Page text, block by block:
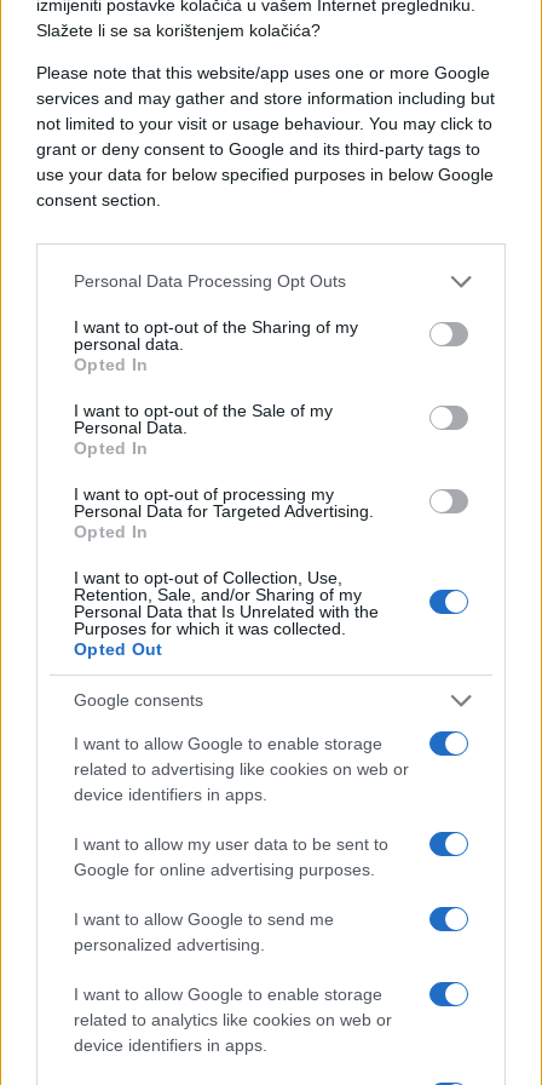
izmijeniti postavke kolačića u vašem Internet pregledniku.
Slažete li se sa korištenjem kolačića?
Please note that this website/app uses one or more Google
services and may gather and store information including but
not limited to your visit or usage behaviour. You may click to
grant or deny consent to Google and its third-party tags to
use your data for below specified purposes in below Google
consent section.
Personal Data Processing Opt Outs
I want to opt-out of the Sharing of my
personal data.
Opted In
I want to opt-out of the Sale of my
Personal Data.
Opted In
I want to opt-out of processing my
Personal Data for Targeted Advertising.
Opted In
I want to opt-out of Collection, Use,
Retention, Sale, and/or Sharing of my
Personal Data that Is Unrelated with the
Purposes for which it was collected.
Opted Out
Google consents
I want to allow Google to enable storage
related to advertising like cookies on web or
device identifiers in apps.
I want to allow my user data to be sent to
Google for online advertising purposes.
I want to allow Google to send me
personalized advertising.
I want to allow Google to enable storage
related to analytics like cookies on web or
device identifiers in apps.
mogu učiniti za tebe, šta mogu učiniti za tvoje
momke?’ Odgovorio je:‘Ne morate brinuti za
mene, molim vas, pobrinite se za moje ljude.’
Znao je da će biti zarobljen, ali nije tražio nikakve
lične usluge“, rekao je Ahmetov.
Odbrana Azovstala trajala je od 18. marta do 20.
maja 2022. godine. Pošto više nisu mogli držati
Ukrajine i odvedeni u rusko zarobljeništvo.
U septembru 2022. godine petorica komandanata
razmijenjena su za 55 ruskih vojnika.
Nakon razmjene, komandanti garnizona Azovstal
bili su internirani u Turskoj, gdje su proveli
određeni period.
#Ukrajina